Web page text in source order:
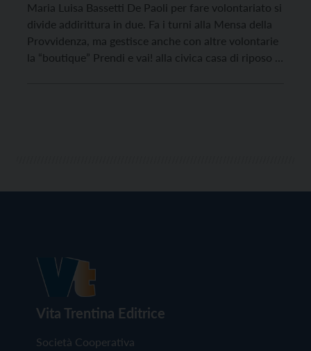
Maria Luisa Bassetti De Paoli per fare volontariato si
divide addirittura in due. Fa i turni alla Mensa della
Provvidenza, ma gestisce anche con altre volontarie
la “boutique” Prendi e vai! alla civica casa di riposo di
Vita Trentina Editrice
Società Cooperativa